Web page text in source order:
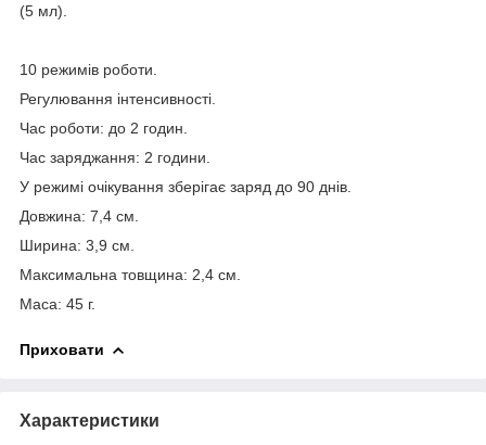
(5 мл).
10 режимів роботи.
Регулювання інтенсивності.
Час роботи: до 2 годин.
Час заряджання: 2 години.
У режимі очікування зберігає заряд до 90 днів.
Довжина: 7,4 см.
Ширина: 3,9 см.
Максимальна товщина: 2,4 см.
Маса: 45 г.
Приховати
Характеристики